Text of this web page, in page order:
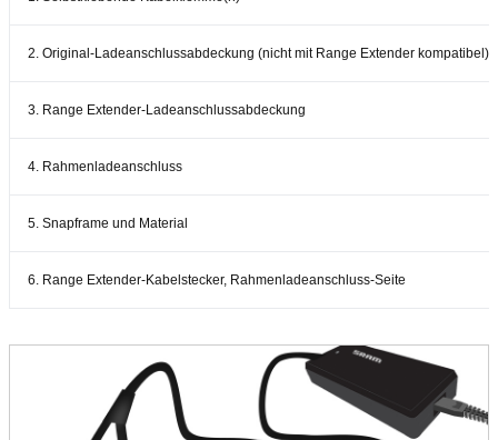
2. Original-Ladeanschlussabdeckung (nicht mit Range Extender kompatibel)
3. Range Extender-Ladeanschlussabdeckung
4. Rahmenladeanschluss
5. Snapframe und Material
6. Range Extender-Kabelstecker, Rahmenladeanschluss-Seite